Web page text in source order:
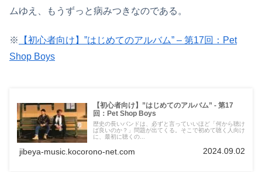
ムゆえ、もうずっと病みつきなのである。
※
【初心者向け】”はじめてのアルバム” – 第17回：Pet
Shop Boys
【初心者向け】”はじめてのアルバム” - 第17
回：Pet Shop Boys
歴史の長いバンドは、必ずと言っていいほど「何から聴け
ば良いのか？」問題が出てくる。そこで初めて聴く人向け
に、最初に聴くの...
jibeya-music.kocorono-net.com 2024.09.02